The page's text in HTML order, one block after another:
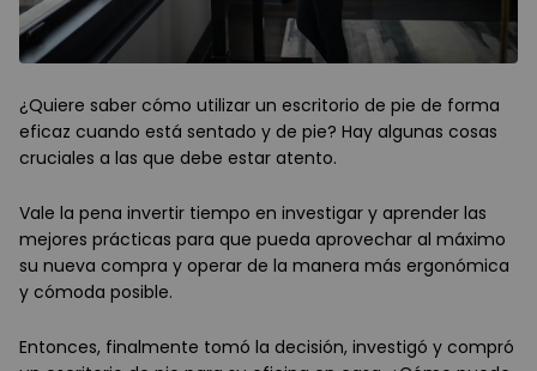
¿Quiere saber cómo utilizar un escritorio de pie de forma
eficaz cuando está sentado y de pie? Hay algunas cosas
cruciales a las que debe estar atento.
Vale la pena invertir tiempo en investigar y aprender las
mejores prácticas para que pueda aprovechar al máximo
su nueva compra y operar de la manera más ergonómica
y cómoda posible.
Entonces, finalmente tomó la decisión, investigó y compró